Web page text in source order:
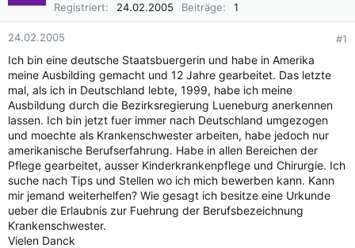
Registriert
24.02.2005 Beiträge 1
24.02.2005 #1
Ich bin eine deutsche Staatsbuergerin und habe in Amerika
meine Ausbilding gemacht und 12 Jahre gearbeitet. Das letzte
mal, als ich in Deutschland lebte, 1999, habe ich meine
Ausbildung durch die Bezirksregierung Lueneburg anerkennen
lassen. Ich bin jetzt fuer immer nach Deutschland umgezogen
und moechte als Krankenschwester arbeiten, habe jedoch nur
amerikanische Berufserfahrung. Habe in allen Bereichen der
Pflege gearbeitet, ausser Kinderkrankenpflege und Chirurgie. Ich
suche nach Tips und Stellen wo ich mich bewerben kann. Kann
mir jemand weiterhelfen? Wie gesagt ich besitze eine Urkunde
ueber die Erlaubnis zur Fuehrung der Berufsbezeichnung
Krankenschwester.
Vielen Danck